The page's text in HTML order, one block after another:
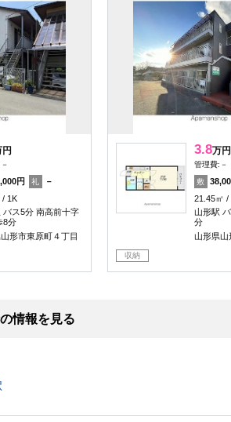
円
円 礼
－
1K
バス5分 南高前十字
8分
形市東原町４丁目
3.8万円
管理費:－
敷
21.45㎡
山形駅
分
山形県山
収納
情報を見る